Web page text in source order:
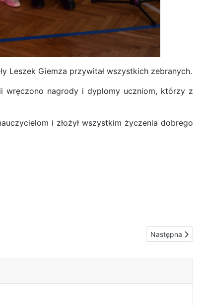
Leszek Giemza przywitał wszystkich zebranych.
wręczono nagrody i dyplomy uczniom, którzy z
i złożył wszystkim życzenia dobrego
Następna
Następna